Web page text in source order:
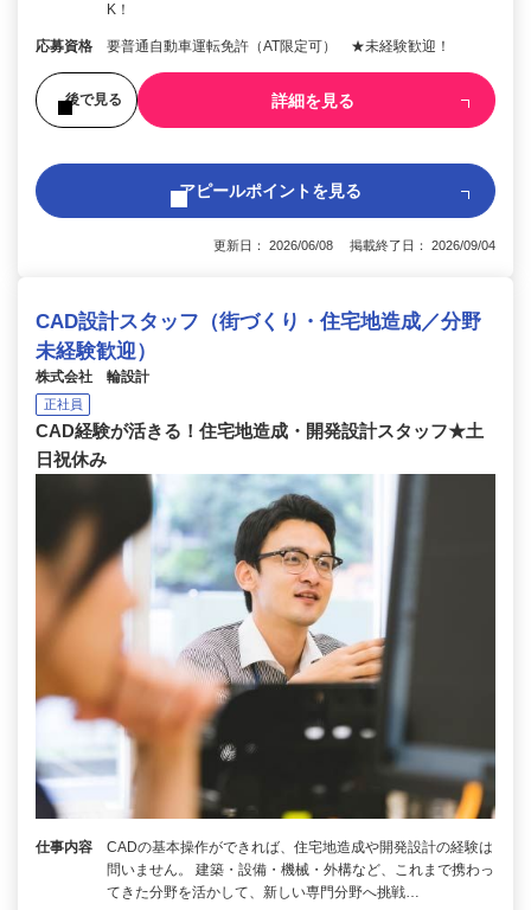
K！
応募資格 要普通自動車運転免許（AT限定可） ★未経験歓迎！
後で見る 詳細を見る
アピールポイントを見る
更新日： 2026/06/08 掲載終了日： 2026/09/04
CAD設計スタッフ（街づくり・住宅地造成／分野
未経験歓迎）
株式会社 輪設計
正社員
CAD経験が活きる！住宅地造成・開発設計スタッフ★土
日祝休み
仕事内容
CADの基本操作ができれば、住宅地造成や開発設計の経験は
問いません。 建築・設備・機械・外構など、これまで携わっ
てきた分野を活かして、新しい専門分野へ挑戦…